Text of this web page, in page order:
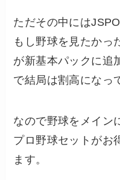
ただその中には
もし野球を見たかっ
が新基本パックに追
で結局は割高になっ
なので野球をメイン
プロ野球セットがお
ます。